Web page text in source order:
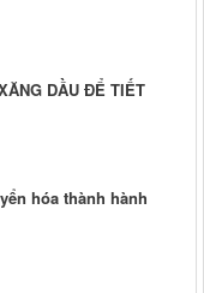
DẦU ĐỂ TIẾT
hóa thành hành